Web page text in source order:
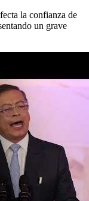
la confianza de
un grave